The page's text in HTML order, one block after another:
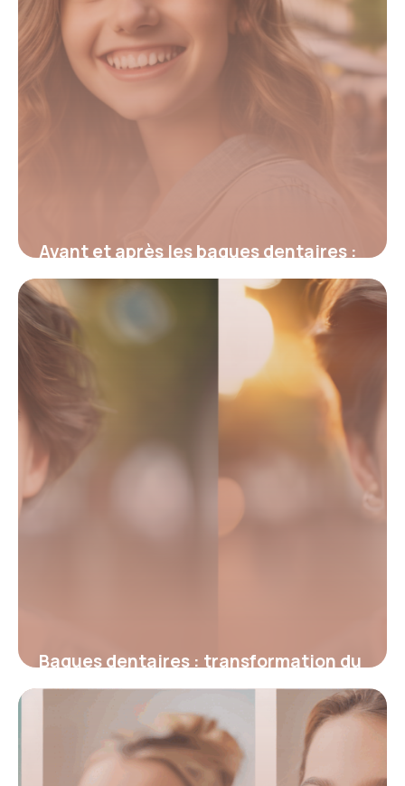
Avant et après les bagues dentaires :
transformation du sourire et impact
quotidien
4 juillet 2025
Bagues dentaires : transformation du
sourire avant et après la pose